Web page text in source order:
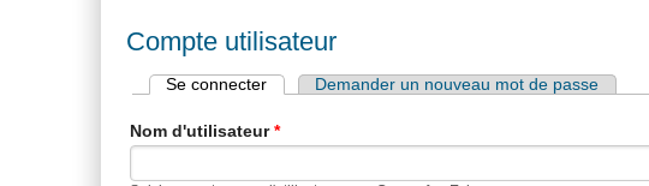
Compte utilisateur
Onglets principaux
Se connecter (onglet actif)Demander un nouveau mot de passe
Nom d'utilisateur *